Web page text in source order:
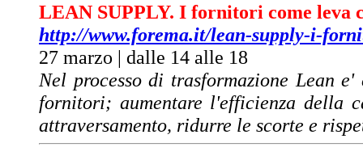
LEAN SUPPLY. I fornitori come leva
http://www.forema.it/lean-supply-i-
27 marzo | dalle 14 alle 18
Nel processo di trasformazione Lean
fornitori; aumentare l'efficienza della
attraversamento, ridurre le scorte e